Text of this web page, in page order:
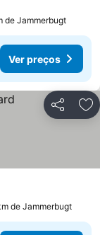
de Jammerbugt
Ver preços
Partilhar
de Jammerbugt